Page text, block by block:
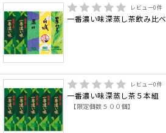
レビュー0件
一番濃い味深蒸し茶飲み比べ
レビュー0件
一番濃い味深蒸し茶５本組
【限定個数５００個】